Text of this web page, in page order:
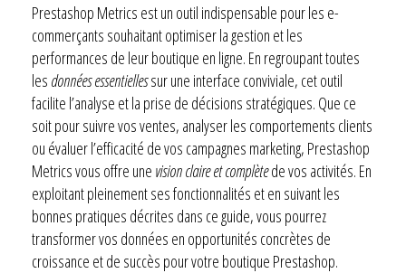
Prestashop Metrics est un outil indispensable pour les e-
commerçants souhaitant optimiser la gestion et les
performances de leur boutique en ligne. En regroupant toutes
les données essentiellessur une interface conviviale, cet outil
facilite l’analyse et la prise de décisions stratégiques. Que ce
soit pour suivre vos ventes, analyser les comportements clients
ou évaluer l’efficacité de vos campagnes marketing, Prestashop
Metrics vous offre une vision claire et complètede vos activités. En
exploitant pleinement ses fonctionnalités et en suivant les
bonnes pratiques décrites dans ce guide, vous pourrez
transformer vos données en opportunités concrètes de
croissance et de succès pour votre boutique Prestashop.